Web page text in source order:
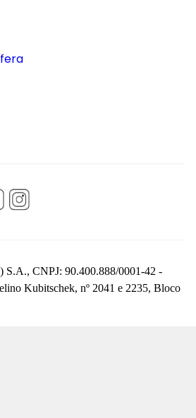
S.A., CNPJ: 90.400.888/0001-42 -
Kubitschek, nº 2041 e 2235, Bloco